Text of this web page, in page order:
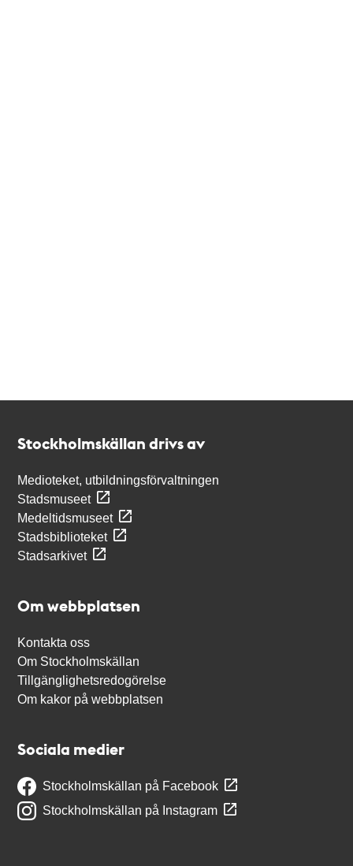
Stockholmskällan drivs av
Medioteket, utbildningsförvaltningen
Stadsmuseet
Medeltidsmuseet
Stadsbiblioteket
Stadsarkivet
Om webbplatsen
Kontakta oss
Om Stockholmskällan
Tillgänglighetsredogörelse
Om kakor på webbplatsen
Sociala medier
Stockholmskällan på Facebook
Stockholmskällan på Instagram